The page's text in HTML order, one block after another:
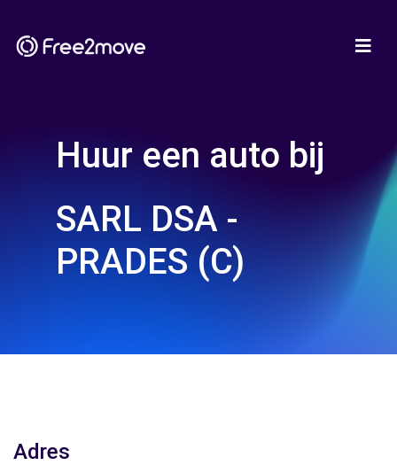
Huur een auto bij
SARL DSA -
PRADES (C)
Adres